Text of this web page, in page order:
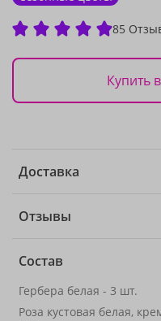
85
Купить
Доставка
Отзывы
Состав
Гербера белая - 3 шт.
Роза кустовая белая,